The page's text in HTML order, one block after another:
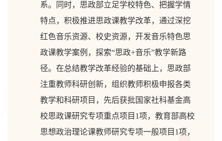
系。同时，思政部立足学校特色、把握学情
特点，积极推进思政课教学改革，通过深挖
红色音乐资源、校史资源，开发音乐特色思
政课教学案例，探索“思政+音乐”教学新路
径。在总结教学改革经验的基础上，思政部
注重教师科研创新，组织教师积极申报各类
教学和科研项目，先后获批国家社科基金高
校思政课研究专项重点项目1项，教育部高校
思想政治理论课教师研究专项一般项目1项，